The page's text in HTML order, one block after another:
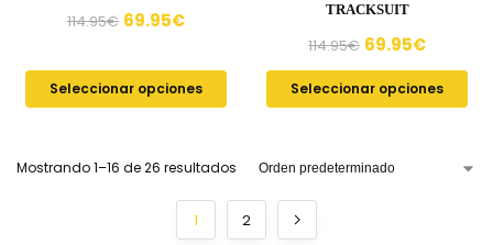
114.95€ 69.95€
Seleccionar opciones
TRACKSUIT
114.95€ 69.95€
Seleccionar opciones
Mostrando 1–16 de 26 resultados
1 2